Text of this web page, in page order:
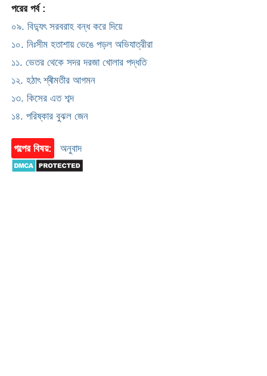
পরের পর্ব :
০৯. বিদ্যুৎ সরবরাহ বন্ধ করে দিয়ে
১০. নিঃসীম হতাশায় ভেঙে পড়ল অভিযাত্রীরা
১১. ভেতর থেকে সদর দরজা খোলার পদ্ধতি
১২. হঠাৎ শ্ৰীমতীর আগমন
১৩. কিসের এত শব্দ
১৪. পরিষ্কার বুঝল জেন
গল্পের বিষয়: অনুবাদ